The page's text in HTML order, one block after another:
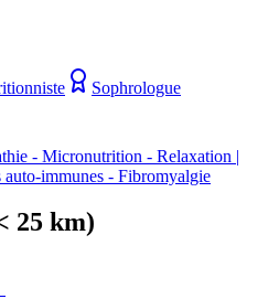
Sophrologue
- Micronutrition - Relaxation |
immunes - Fibromyalgie
25 km)